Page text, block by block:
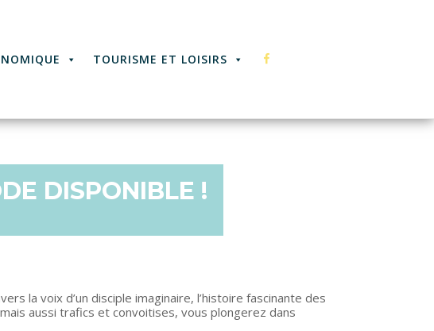
TOURISME ET LOISIRS
E
DISPONIBLE !
la voix d’un disciple imaginaire, l’histoire fascinante des
aussi trafics et convoitises, vous plongerez dans